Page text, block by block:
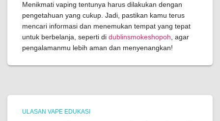
Menikmati vaping tentunya harus dilakukan dengan
pengetahuan yang cukup. Jadi, pastikan kamu terus
mencari informasi dan menemukan tempat yang tepat
untuk berbelanja, seperti di dublinsmokeshopoh , agar
pengalamanmu lebih aman dan menyenangkan!
ULASAN VAPE EDUKASI